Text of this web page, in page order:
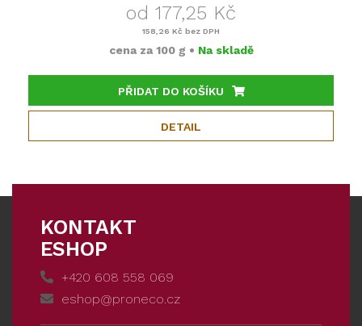
od 177,25 Kč
158,26 Kč bez DPH
cena za 100 g • Na skladě
PŘIDAT DO KOŠÍKU
DETAIL
KONTAKT
ESHOP
+420 608 558 069
eshop@proneco.cz